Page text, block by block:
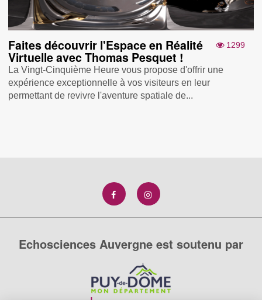
1299
Faites découvrir l'Espace en Réalité
Virtuelle avec Thomas Pesquet !
La Vingt-Cinquième Heure vous propose d'offrir une
expérience exceptionnelle à vos visiteurs en leur
permettant de revivre l'aventure spatiale de...
Echosciences Auvergne est soutenu par